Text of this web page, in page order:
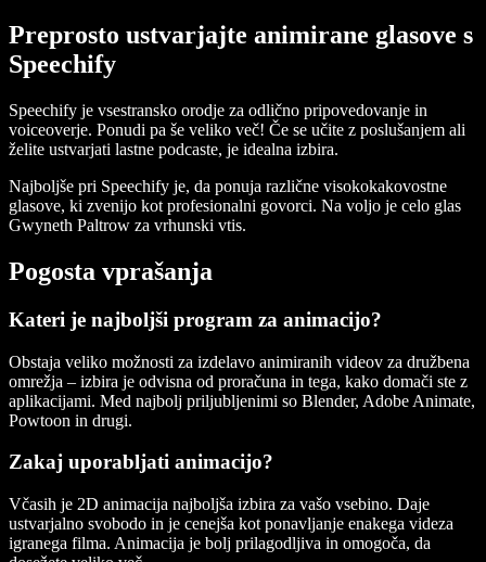
Preprosto ustvarjajte animirane glasove s
Speechify
Speechify je vsestransko orodje za odlično pripovedovanje in
voiceoverje. Ponudi pa še veliko več! Če se učite z poslušanjem ali
želite ustvarjati lastne podcaste, je idealna izbira.
Najboljše pri Speechify je, da ponuja različne visokokakovostne
glasove, ki zvenijo kot profesionalni govorci. Na voljo je celo glas
Gwyneth Paltrow za vrhunski vtis.
Pogosta vprašanja
Kateri je najboljši program za animacijo?
Obstaja veliko možnosti za izdelavo animiranih videov za družbena
omrežja – izbira je odvisna od proračuna in tega, kako domači ste z
aplikacijami. Med najbolj priljubljenimi so Blender, Adobe Animate,
Powtoon in drugi.
Zakaj uporabljati animacijo?
Včasih je 2D animacija najboljša izbira za vašo vsebino. Daje
ustvarjalno svobodo in je cenejša kot ponavljanje enakega videza
igranega filma. Animacija je bolj prilagodljiva in omogoča, da